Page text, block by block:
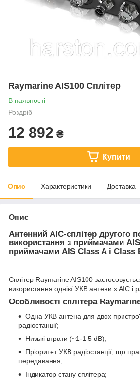
Raymarine AIS100 Сплітер
В наявності
Роздріб
12 892 ₴
Купити
Опис Характеристики Доставка
Опис
Антенний АІС-сплітер другого
використання з приймачами
приймачами AIS Class A і Class
Сплітер Raymarine AIS100
використання однієї УКВ антени з АІС і
Особливості сплітера
Одна УКВ антена для двох
радіостанції;
Низькі втрати (~1-1.5 dB);
Пріоритет УКВ радіостанції, що
передавання;
Індикатор стану сплітера;